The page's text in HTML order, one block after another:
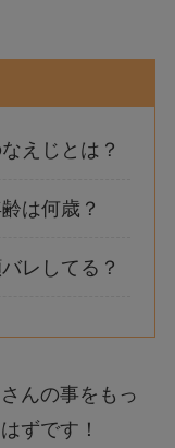
えじとは？
は何歳？
レしてる？
んの事をもっ
ずです！